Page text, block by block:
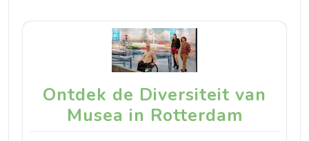
Ontdek de Diversiteit van
Musea in Rotterdam